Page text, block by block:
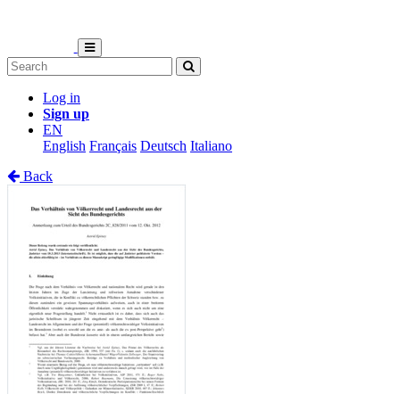
Log in
Sign up
EN
English Français Deutsch Italiano
Back